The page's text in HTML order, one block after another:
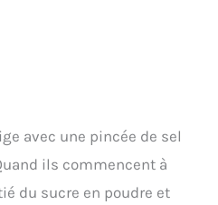
avec une pincée de sel
ils commencent à
du sucre en poudre et